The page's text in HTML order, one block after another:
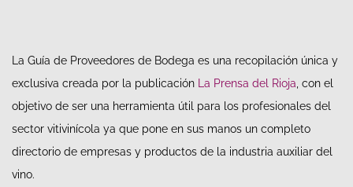
La Guía de Proveedores de Bodega es una recopilación única y
exclusiva creada por la publicación La Prensa del Rioja , con el
objetivo de ser una herramienta útil para los profesionales del
sector vitivinícola ya que pone en sus manos un completo
directorio de empresas y productos de la industria auxiliar del
vino.